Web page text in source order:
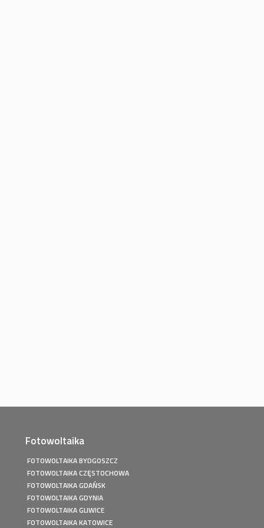
Fotowoltaika
FOTOWOLTAIKA BYDGOSZCZ
FOTOWOLTAIKA CZĘSTOCHOWA
FOTOWOLTAIKA GDAŃSK
FOTOWOLTAIKA GDYNIA
FOTOWOLTAIKA GLIWICE
FOTOWOLTAIKA KATOWICE